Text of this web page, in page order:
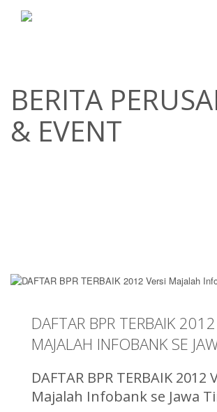
BERITA
& EVENT
DAFTAR BPR TERBAIK 2012
MAJALAH INFOBANK SE
DAFTAR BPR TERBAIK 2012
Majalah Infobank se Jawa